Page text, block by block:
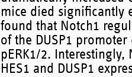
mice died significantly
found that Notch1
of the DUSP1
pERK1/2.
HES1 and DUSP1